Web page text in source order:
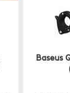
Baseus